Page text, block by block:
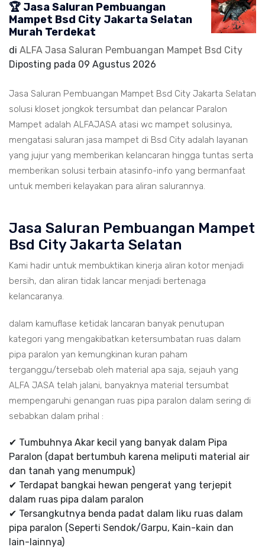
🏆 Jasa Saluran Pembuangan
Mampet Bsd City Jakarta Selatan
Murah Terdekat
di ALFA Jasa Saluran Pembuangan Mampet Bsd City
Diposting pada 09 Agustus 2026
Jasa Saluran Pembuangan Mampet Bsd City Jakarta Selatan
solusi kloset jongkok tersumbat dan pelancar Paralon
Mampet adalah ALFAJASA atasi wc mampet solusinya,
mengatasi saluran jasa mampet di Bsd City adalah layanan
yang jujur yang memberikan kelancaran hingga tuntas serta
memberikan solusi terbain atasinfo-info yang bermanfaat
untuk memberi kelayakan para aliran salurannya.
Jasa Saluran Pembuangan Mampet
Bsd City Jakarta Selatan
Kami hadir untuk membuktikan kinerja aliran kotor menjadi
bersih, dan aliran tidak lancar menjadi bertenaga
kelancaranya.
dalam kamuflase ketidak lancaran banyak penutupan
kategori yang mengakibatkan ketersumbatan ruas dalam
pipa paralon yan kemungkinan kuran paham
terganggu/tersebab oleh material apa saja, sejauh yang
ALFA JASA telah jalani, banyaknya material tersumbat
mempengaruhi genangan ruas pipa paralon dalam sering di
sebabkan dalam prihal :
✔ Tumbuhnya Akar kecil yang banyak dalam Pipa
Paralon (dapat bertumbuh karena meliputi material air
dan tanah yang menumpuk)
✔ Terdapat bangkai hewan pengerat yang terjepit
dalam ruas pipa dalam paralon
✔ Tersangkutnya benda padat dalam liku ruas dalam
pipa paralon (Seperti Sendok/Garpu, Kain-kain dan
lain-lainnya)